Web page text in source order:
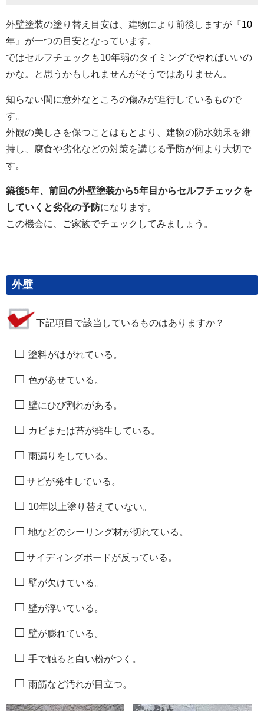
外壁塗装の塗り替え目安は、建物により前後しますが『10
年 』が一つの目安となっています。
ではセルフチェックも10年弱のタイミングでやればいいの
かな。と思うかもしれませんがそうではありません。
知らない間に意外なところの傷みが進行しているもので
す。
外観の美しさを保つことはもとより、建物の防水効果を維
持し、腐食や劣化などの対策を講じる予防が何より大切で
す。
築後5年、前回の外壁塗装から5年目からセルフチェックを
していくと劣化の予防になります。
この機会に、ご家族でチェックしてみましょう。
外壁
下記項目で該当しているものはありますか？
□ 塗料がはがれている。
□ 色があせている。
□ 壁にひび割れがある。
□ カビまたは苔が発生している。
□ 雨漏りをしている。
□ サビが発生している。
□ 10年以上塗り替えていない。
□ 地などのシーリング材が切れている。
□ サイディングボードが反っている。
□ 壁が欠けている。
□ 壁が浮いている。
□ 壁が膨れている。
□ 手で触ると白い粉がつく。
□ 雨筋など汚れが目立つ。